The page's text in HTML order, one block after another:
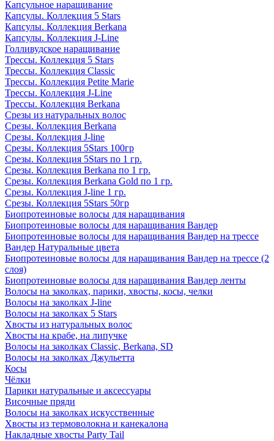
Капсульное наращивание
Капсулы. Коллекция 5 Stars
Капсулы. Коллекция Berkana
Капсулы. Коллекция J-Line
Голливудское наращивание
Трессы. Коллекция 5 Stars
Трессы. Коллекция Classic
Трессы. Коллекция Petite Marie
Трессы. Коллекция J-Line
Трессы. Коллекция Berkana
Срезы из натуральных волос
Срезы. Коллекция Berkana
Срезы. Коллекция J-line
Срезы. Коллекция 5Stars 100гр
Срезы. Коллекция 5Stars по 1 гр.
Срезы. Коллекция Berkana по 1 гр.
Срезы. Коллекция Berkana Gold по 1 гр.
Срезы. Коллекция J-line 1 гр.
Срезы. Коллекция 5Stars 50гр
Биопротеиновые волосы для наращивания
Биопротеиновые волосы для наращивания Вандер
Биопротеиновые волосы для наращивания Вандер на трессе
Вандер Натуральные цвета
Биопротеиновые волосы для наращивания Вандер на трессе (2
слоя)
Биопротеиновые волосы для наращивания Вандер ленты
Волосы на заколках, парики, хвосты, косы, челки
Волосы на заколках J-line
Волосы на заколках 5 Stars
Хвосты из натуральных волос
Хвосты на крабе, на липучке
Волосы на заколках Classic, Berkana, SD
Волосы на заколках Джульетта
Косы
Чёлки
Парики натуральные и аксессуары
Височные пряди
Волосы на заколках искусственные
Хвосты из термоволокна и канекалона
Накладные хвосты Party Tail